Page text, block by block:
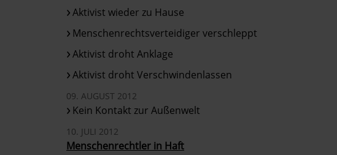
Aktivist wieder zu Hause
Menschenrechtsverteidiger verschleppt
Aktivist droht Anklage
Aktivist droht Verschwindenlassen
09. AUGUST 2012
Kein Kontakt zur Außenwelt
10. JULI 2012
Menschenrechtler in Haft